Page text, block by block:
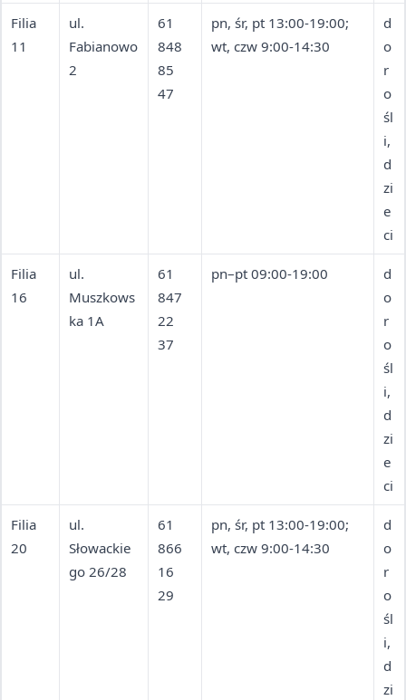
Filia
11
ul.
Fabianowo
2
61
848
85
47
pn, śr, pt 13:00-19:00;
wt, czw 9:00-14:30
d
o
r
o
śl
i,
d
zi
e
ci
Filia
16
ul.
Muszkows
ka 1A
61
847
22
37
pn–pt 09:00-19:00
d
o
r
o
śl
i,
d
zi
e
ci
Filia
20
ul.
Słowackie
go 26/28
61
866
16
29
pn, śr, pt 13:00-19:00;
wt, czw 9:00-14:30
d
o
r
o
śl
i,
d
zi